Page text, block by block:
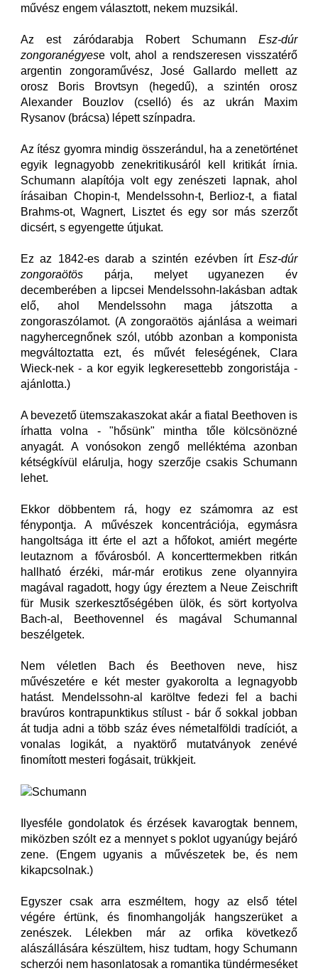
művész engem választott, nekem muzsikál.
Az est záródarabja Robert Schumann Esz-dúr
zongoranégyese volt, ahol a rendszeresen visszatérő
argentin zongoraművész, José Gallardo mellett az
orosz Boris Brovtsyn (hegedű), a szintén orosz
Alexander Bouzlov (cselló) és az ukrán Maxim
Rysanov (brácsa) lépett színpadra.
Az ítész gyomra mindig összerándul, ha a zenetörténet
egyik legnagyobb zenekritikusáról kell kritikát írnia.
Schumann alapítója volt egy zenészeti lapnak, ahol
írásaiban Chopin-t, Mendelssohn-t, Berlioz-t, a fiatal
Brahms-ot, Wagnert, Lisztet és egy sor más szerzőt
dicsért, s egyengette útjukat.
Ez az 1842-es darab a szintén ezévben írt Esz-dúr
zongoraötös párja, melyet ugyanezen év
decemberében a lipcsei Mendelssohn-lakásban adtak
elő, ahol Mendelssohn maga játszotta a
zongoraszólamot. (A zongoraötös ajánlása a weimari
nagyhercegnőnek szól, utóbb azonban a komponista
megváltoztatta ezt, és művét feleségének, Clara
Wieck-nek - a kor egyik legkeresettebb zongoristája -
ajánlotta.)
A bevezető ütemszakaszokat akár a fiatal Beethoven is
írhatta volna - "hősünk" mintha tőle kölcsönözné
anyagát. A vonósokon zengő melléktéma azonban
kétségkívül elárulja, hogy szerzője csakis Schumann
lehet.
Ekkor döbbentem rá, hogy ez számomra az est
fénypontja. A művészek koncentrációja, egymásra
hangoltsága itt érte el azt a hőfokot, amiért megérte
leutaznom a fővárosból. A koncerttermekben ritkán
hallható érzéki, már-már erotikus zene olyannyira
magával ragadott, hogy úgy éreztem a Neue Zeischrift
für Musik szerkesztőségében ülök, és sört kortyolva
Bach-al, Beethovennel és magával Schumannal
beszélgetek.
Nem véletlen Bach és Beethoven neve, hisz
művészetére e két mester gyakorolta a legnagyobb
hatást. Mendelssohn-al karöltve fedezi fel a bachi
bravúros kontrapunktikus stílust - bár ő sokkal jobban
át tudja adni a több száz éves németalföldi tradíciót, a
vonalas logikát, a nyaktörő mutatványok zenévé
finomított mesteri fogásait, trükkjeit.
Ilyesféle gondolatok és érzések kavarogtak bennem,
miközben szólt ez a mennyet s poklot ugyanúgy bejáró
zene. (Engem ugyanis a művészetek be, és nem
kikapcsolnak.)
Egyszer csak arra eszméltem, hogy az első tétel
végére értünk, és finomhangolják hangszerüket a
zenészek. Lélekben már az orfika következő
alászállására készültem, hisz tudtam, hogy Schumann
scherzói nem hasonlatosak a romantika tündérmeséket